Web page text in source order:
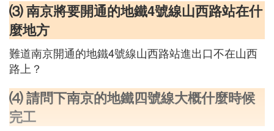
⑶ 南京將要開通的地鐵4號線山西路站在什
麼地方
難道南京開通的地鐵4號線山西路站進出口不在山西
路上？
⑷ 請問下南京的地鐵四號線大概什麼時候
完工